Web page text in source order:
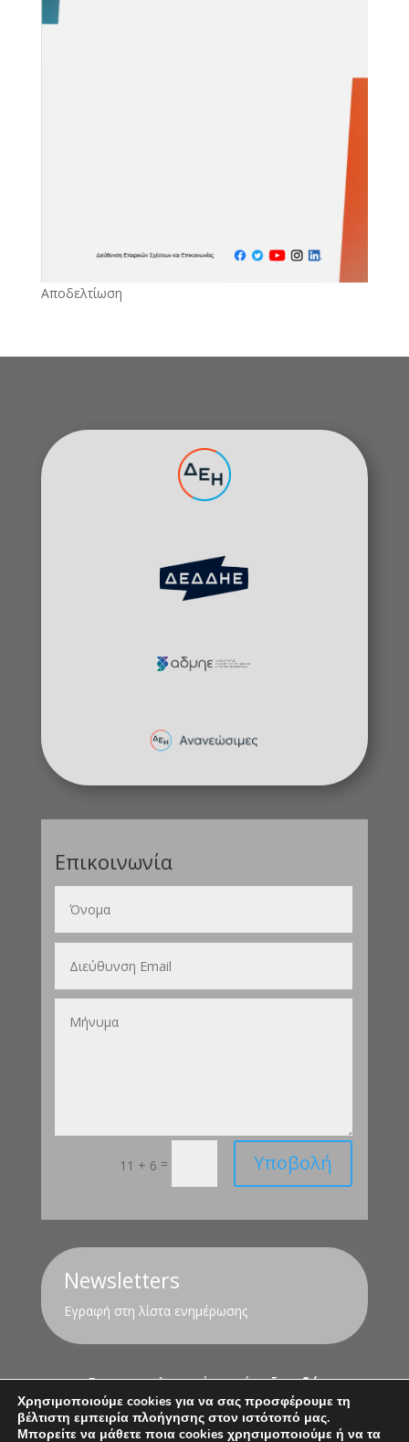
Αποδελτίωση
Επικοινωνία
11 + 6 = Υποβολή
Newsletters
Εγραφή στη λίστα ενημέρωσης
Για τον υπολογισμό της σύνταξηςεδώ
Όροι Χρήσης Πολιτική Απορρήτου
Χρησιμοποιούμε cookies για να σας προσφέρουμε τη
βέλτιστη εμπειρία πλοήγησης στον ιστότοπό μας.
Μπορείτε να μάθετε ποια cookies χρησιμοποιούμε ή να τα